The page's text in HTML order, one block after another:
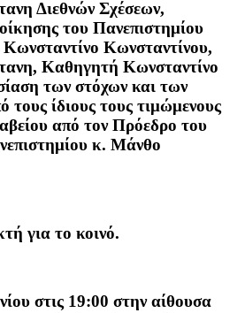
Διεθνών Σχέσεων,
του Πανεπιστημίου
Κωνσταντίνου,
Καθηγητή Κωνσταντίνο
των στόχων και των
τους ίδιους τους τιμώμενους
από τον Πρόεδρο του
κ. Μάνθο
για το κοινό.
στις 19:00 στην αίθουσα